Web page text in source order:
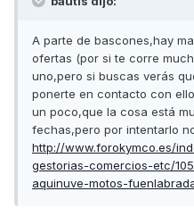
A parte de bascones,hay
ofertas (por si te corre
uno,pero si buscas verás
ponerte en contacto con
un poco,que la cosa está
fechas,pero por intentarlo
http://www.forokymco.es/
gestorias-comercios-etc/
aquinuve-motos-